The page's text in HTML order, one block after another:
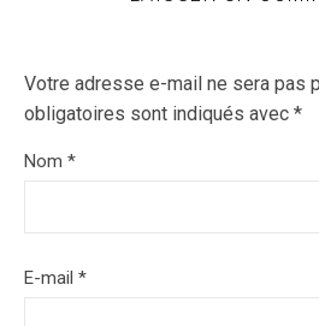
Votre adresse e-mail ne sera pas
obligatoires sont indiqués avec *
Nom *
E-mail *